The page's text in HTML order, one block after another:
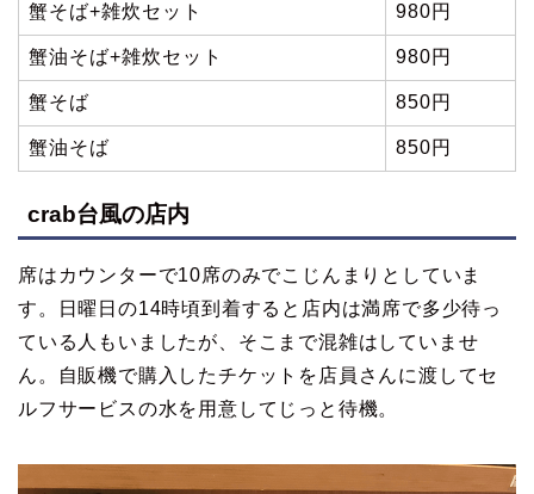
蟹そば+雑炊セット 980円
蟹油そば+雑炊セット 980円
蟹そば 850円
蟹油そば 850円
crab台風の店内
席はカウンターで10席のみでこじんまりとしていま
す。日曜日の14時頃到着すると店内は満席で多少待っ
ている人もいましたが、そこまで混雑はしていませ
ん。自販機で購入したチケットを店員さんに渡してセ
ルフサービスの水を用意してじっと待機。